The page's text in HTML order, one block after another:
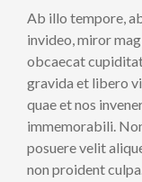
Ab illo tempore,
invideo, miror
obcaecat
gravida et libero
quae et nos
immemorabili.
posuere velit
non proident culpa.